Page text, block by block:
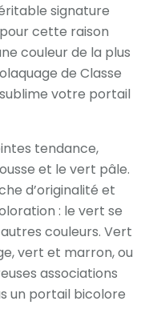
signature
cette raison
couleur de la plus
de Classe
votre portail
tendance,
et le vert pâle.
d’originalité et
: le vert se
couleurs. Vert
vert et marron, ou
associations
un portail bicolore